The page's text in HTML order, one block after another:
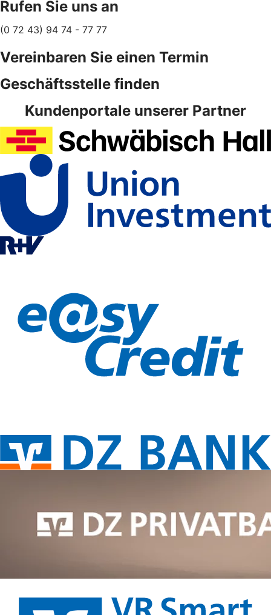
Rufen Sie uns an
(0 72 43) 94 74 - 77 77
Vereinbaren Sie einen Termin
Geschäftsstelle finden
Kundenportale unserer Partner